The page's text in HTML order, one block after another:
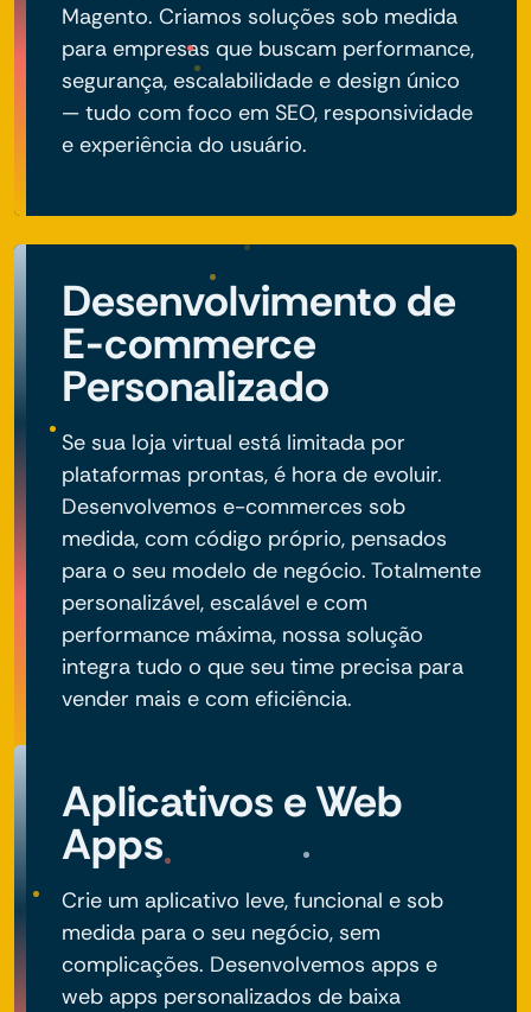
Magento. Criamos soluções sob medida
para empresas que buscam performance,
segurança, escalabilidade e design único
— tudo com foco em SEO, responsividade
e experiência do usuário.
Desenvolvimento de
E-commerce
Personalizado
Se sua loja virtual está limitada por
plataformas prontas, é hora de evoluir.
Desenvolvemos e-commerces sob
medida, com código próprio, pensados
para o seu modelo de negócio. Totalmente
personalizável, escalável e com
performance máxima, nossa solução
integra tudo o que seu time precisa para
vender mais e com eficiência.
Aplicativos e Web
Apps
Crie um aplicativo leve, funcional e sob
medida para o seu negócio, sem
complicações. Desenvolvemos apps e
web apps personalizados de baixa